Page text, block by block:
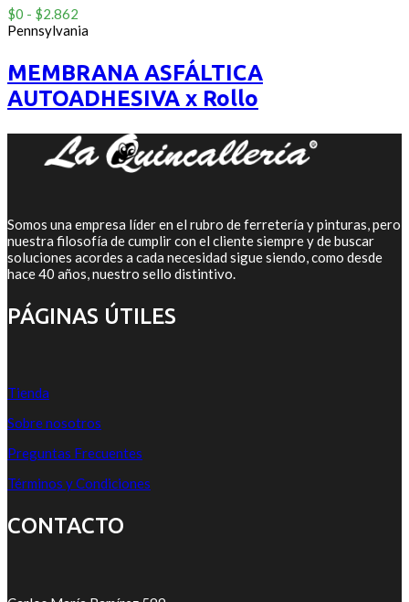
0
out
of
$0 - $2.862
de
desde
$0
hasta
$2.862
Pennsylvania
MEMBRANA ASFÁLTICA
AUTOADHESIVA x Rollo
Somos una empresa líder en el rubro de ferretería y pinturas, pero
nuestra filosofía de cumplir con el cliente siempre y de buscar
soluciones acordes a cada necesidad sigue siendo, como desde
hace 40 años, nuestro sello distintivo.
PÁGINAS ÚTILES
Tienda
Sobre nosotros
Preguntas Frecuentes
Términos y Condiciones
CONTACTO